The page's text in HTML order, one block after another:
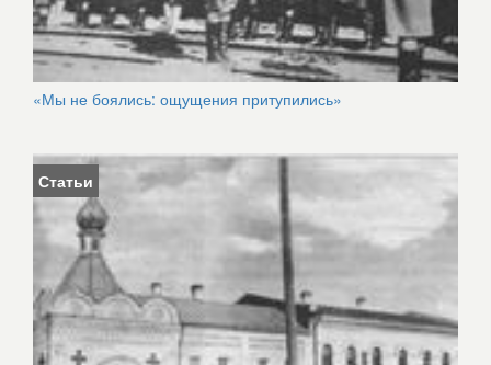
«Мы не боялись: ощущения притупились»
Статьи